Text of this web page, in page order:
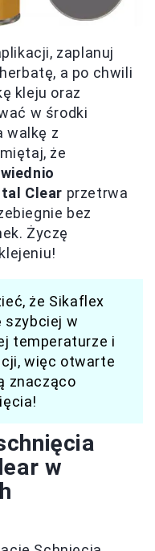
zaplanuj
a po chwili
kleju oraz
w środki
walkę z
że
Clear przetrwa
bez
Życzę
że Sikaflex
szybciej w
temperaturze i
więc otwarte
znacząco
w